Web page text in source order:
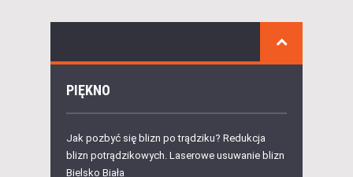
PIĘKNO
Jak pozbyć się blizn po trądziku? Redukcja
blizn potrądzikowych. Laserowe usuwanie blizn
Bielsko Biała